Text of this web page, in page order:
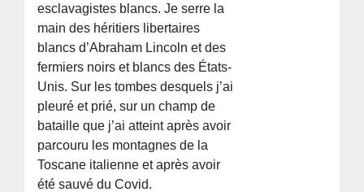
esclavagistes blancs. Je serre la
main des héritiers libertaires
blancs d’Abraham Lincoln et des
fermiers noirs et blancs des États-
Unis. Sur les tombes desquels j’ai
pleuré et prié, sur un champ de
bataille que j’ai atteint après avoir
parcouru les montagnes de la
Toscane italienne et après avoir
été sauvé du Covid.